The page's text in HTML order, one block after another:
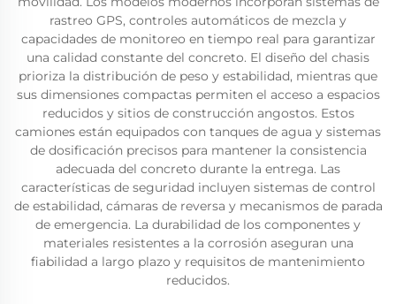
rastreo GPS, controles automáticos de mezcla y
capacidades de monitoreo en tiempo real para garantizar
una calidad constante del concreto. El diseño del chasis
prioriza la distribución de peso y estabilidad, mientras que
sus dimensiones compactas permiten el acceso a espacios
reducidos y sitios de construcción angostos. Estos
camiones están equipados con tanques de agua y sistemas
de dosificación precisos para mantener la consistencia
adecuada del concreto durante la entrega. Las
características de seguridad incluyen sistemas de control
de estabilidad, cámaras de reversa y mecanismos de parada
de emergencia. La durabilidad de los componentes y
materiales resistentes a la corrosión aseguran una
fiabilidad a largo plazo y requisitos de mantenimiento
reducidos.